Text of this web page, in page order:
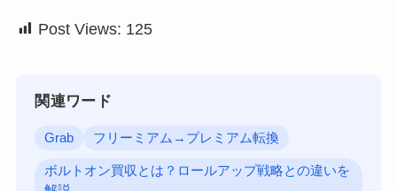
Post Views: 125
関連ワード
Grab フリーミアム→プレミアム転換
ボルトオン買収とは？ロールアップ戦略との違いを